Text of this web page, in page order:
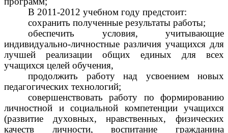
В 2011-2012 учебном году предстоит:
сохранить полученные результаты работы;
обеспечить условия, учитывающие
индивидуально-личностные различия учащихся для
лучшей реализации общих единых для всех
учащихся целей обучения,
продолжить работу над усвоением новых
педагогических технологий;
совершенствовать работу по формированию
личностной и социальной компетенции учащихся
(развитие духовных, нравственных, физических
качеств личности, воспитание гражданина